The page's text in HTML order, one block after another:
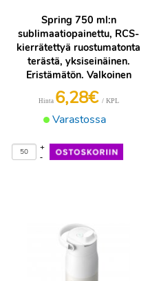
Spring 750 ml:n
sublimaatiopainettu, RCS-
kierrätettyä ruostumatonta
terästä, yksiseinäinen.
Eristämätön. Valkoinen
Varastossa
Hinta 6,28€ / KPL
-
+